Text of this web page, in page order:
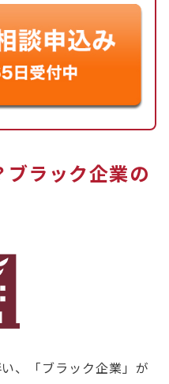
ブラック企業の
、「ブラック企業」が